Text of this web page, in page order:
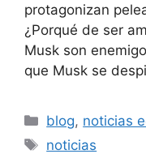
protagonizan
¿Porqué de ser
Musk son
que Musk se
Categorías
blog, noticias
Etiquetas
noticias